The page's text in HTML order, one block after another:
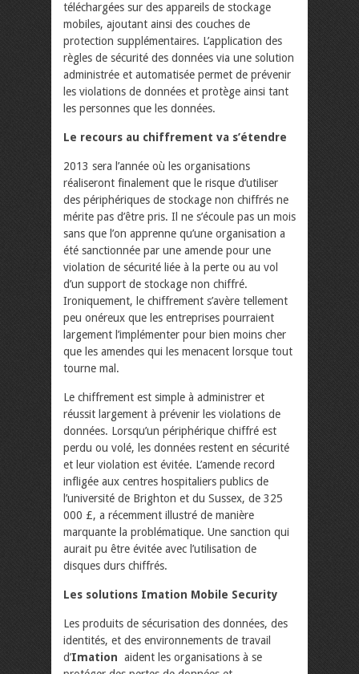
téléchargées sur des appareils de stockage
mobiles, ajoutant ainsi des couches de
protection supplémentaires. L’application des
règles de sécurité des données via une solution
administrée et automatisée permet de prévenir
les violations de données et protège ainsi tant
les personnes que les données.
Le recours au chiffrement va s’étendre
2013 sera l’année où les organisations
réaliseront finalement que le risque d’utiliser
des périphériques de stockage non chiffrés ne
mérite pas d’être pris. Il ne s’écoule pas un mois
sans que l’on apprenne qu’une organisation a
été sanctionnée par une amende pour une
violation de sécurité liée à la perte ou au vol
d’un support de stockage non chiffré.
Ironiquement, le chiffrement s’avère tellement
peu onéreux que les entreprises pourraient
largement l’implémenter pour bien moins cher
que les amendes qui les menacent lorsque tout
tourne mal.
Le chiffrement est simple à administrer et
réussit largement à prévenir les violations de
données. Lorsqu’un périphérique chiffré est
perdu ou volé, les données restent en sécurité
et leur violation est évitée. L’amende record
infligée aux centres hospitaliers publics de
l’université de Brighton et du Sussex, de 325
000 £, a récemment illustré de manière
marquante la problématique. Une sanction qui
aurait pu être évitée avec l’utilisation de
disques durs chiffrés.
Les solutions Imation Mobile Security
Les produits de sécurisation des données, des
identités, et des environnements de travail
d’Imation aident les organisations à se